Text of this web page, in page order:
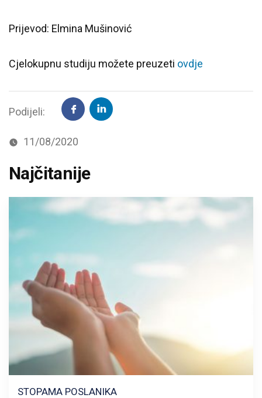
Prijevod: Elmina Mušinović
Cjelokupnu studiju možete preuzeti ovdje
Podijeli:
11/08/2020
Najčitanije
STOPAMA POSLANIKA